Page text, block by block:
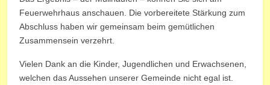
Feuerwehrhaus anschauen. Die vorbereitete Stärkung zum
Abschluss haben wir gemeinsam beim gemütlichen
Zusammensein verzehrt.
Vielen Dank an die Kinder, Jugendlichen und Erwachsenen,
welchen das Aussehen unserer Gemeinde nicht egal ist.